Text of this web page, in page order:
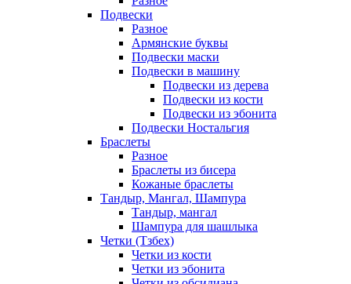
Подвески
Разное
Армянские буквы
Подвески маски
Подвески в машину
Подвески из дерева
Подвески из кости
Подвески из эбонита
Подвески Ностальгия
Браслеты
Разное
Браслеты из бисера
Кожаные браслеты
Тандыр, Мангал, Шампура
Тандыр, мангал
Шампура для шашлыка
Четки (Тзбех)
Четки из кости
Четки из эбонита